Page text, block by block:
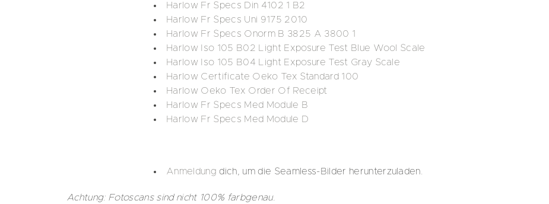
Harlow Fr Specs Din 4102 1 B2
Harlow Fr Specs Uni 9175 2010
Harlow Fr Specs Onorm B 3825 A 3800 1
Harlow Iso 105 B02 Light Exposure Test Blue Wool Scale
Harlow Iso 105 B04 Light Exposure Test Gray Scale
Harlow Certificate Oeko Tex Standard 100
Harlow Oeko Tex Order Of Receipt
Harlow Fr Specs Med Module B
Harlow Fr Specs Med Module D
Anmeldung dich, um die Seamless-Bilder herunterzuladen.
Achtung: Fotoscans sind nicht 100% farbgenau.